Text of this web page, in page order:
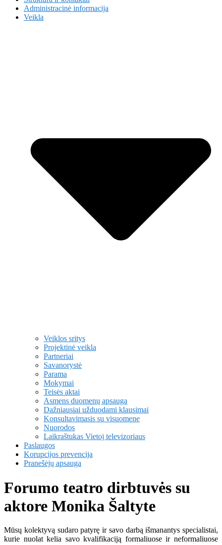
Administracinė informacija
Veikla
Veiklos sritys
Projektinė veikla
Partneriai
Savanorystė
Parama
Mokymai
Teisės aktai
Asmens duomenų apsauga
Dažniausiai užduodami klausimai
Konsultavimasis su visuomene
Nuorodos
Laikraštukas Vietoj televizoriaus
Paslaugos
Korupcijos prevencija
Pranešėjų apsauga
Forumo teatro dirbtuvės su
aktore Monika Šaltyte
Mūsų kolektyvą sudaro patyrę ir savo darbą išmanantys specialistai,
kurie nuolat kelia savo kvalifikaciją formaliuose ir neformaliuose